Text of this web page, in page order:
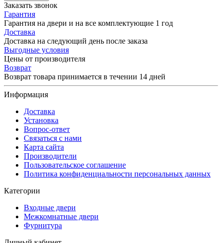
Заказать звонок
Гарантия
Гарантия на двери и на все комплектующие 1 год
Доставка
Доставка на следующий день после заказа
Выгодные условия
Цены от производителя
Возврат
Возврат товара принимается в течении 14 дней
Информация
Доставка
Установка
Вопрос-ответ
Связаться с нами
Карта сайта
Производители
Пользовательское соглашение
Политика конфиденциальности персональных данных
Категории
Входные двери
Межкомнатные двери
Фурнитура